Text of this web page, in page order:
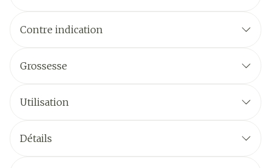
Contre indication
Grossesse
Utilisation
Détails